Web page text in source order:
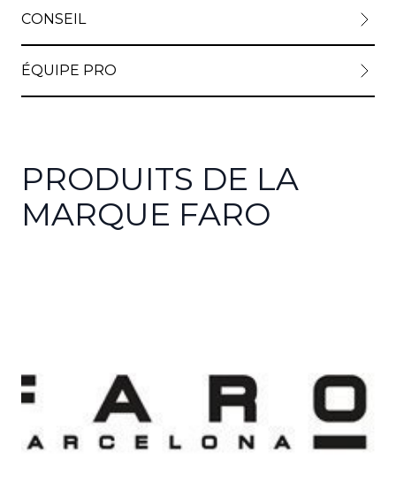
CONSEIL
ÉQUIPE PRO
PRODUITS DE LA
MARQUE FARO